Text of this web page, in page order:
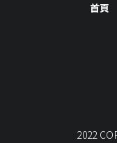
首頁
2022